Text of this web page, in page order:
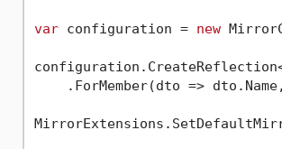
var configuration = new
.ForMember(dto =>